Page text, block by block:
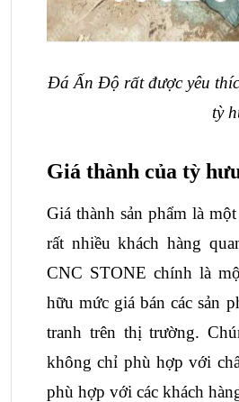
Đá Ấn Độ rất được yêu
tỳ
Giá thành của tỳ
Giá thành sản phẩm là
rất nhiều khách hàng
CNC STONE chính là
hữu mức giá bán các sản
tranh trên thị trường.
không chỉ phù hợp với
phù hợp với các khách